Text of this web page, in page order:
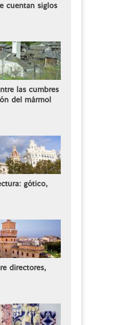
cuentan siglos
las cumbres
del mármol
gótico,
directores,